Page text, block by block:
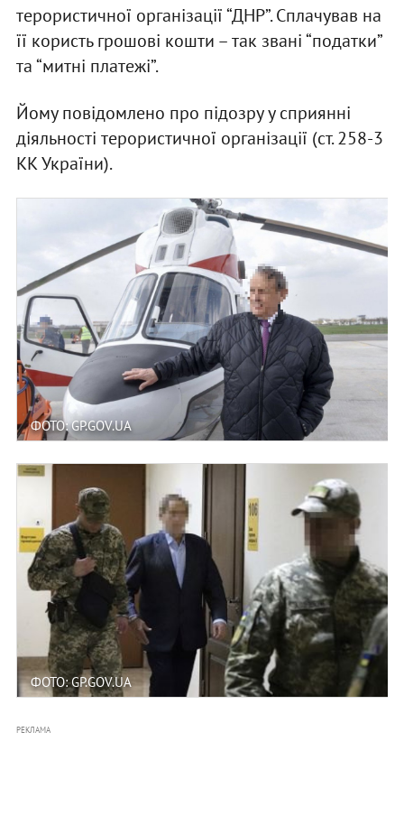
терористичної організації “ДНР”. Сплачував на
її користь грошові кошти – так звані “податки”
та “митні платежі”.
Йому повідомлено про підозру у сприянні
діяльності терористичної організації (ст. 258‑3
КК України).
ФОТО: GP.GOV.UA
ФОТО: GP.GOV.UA
РЕКЛАМА